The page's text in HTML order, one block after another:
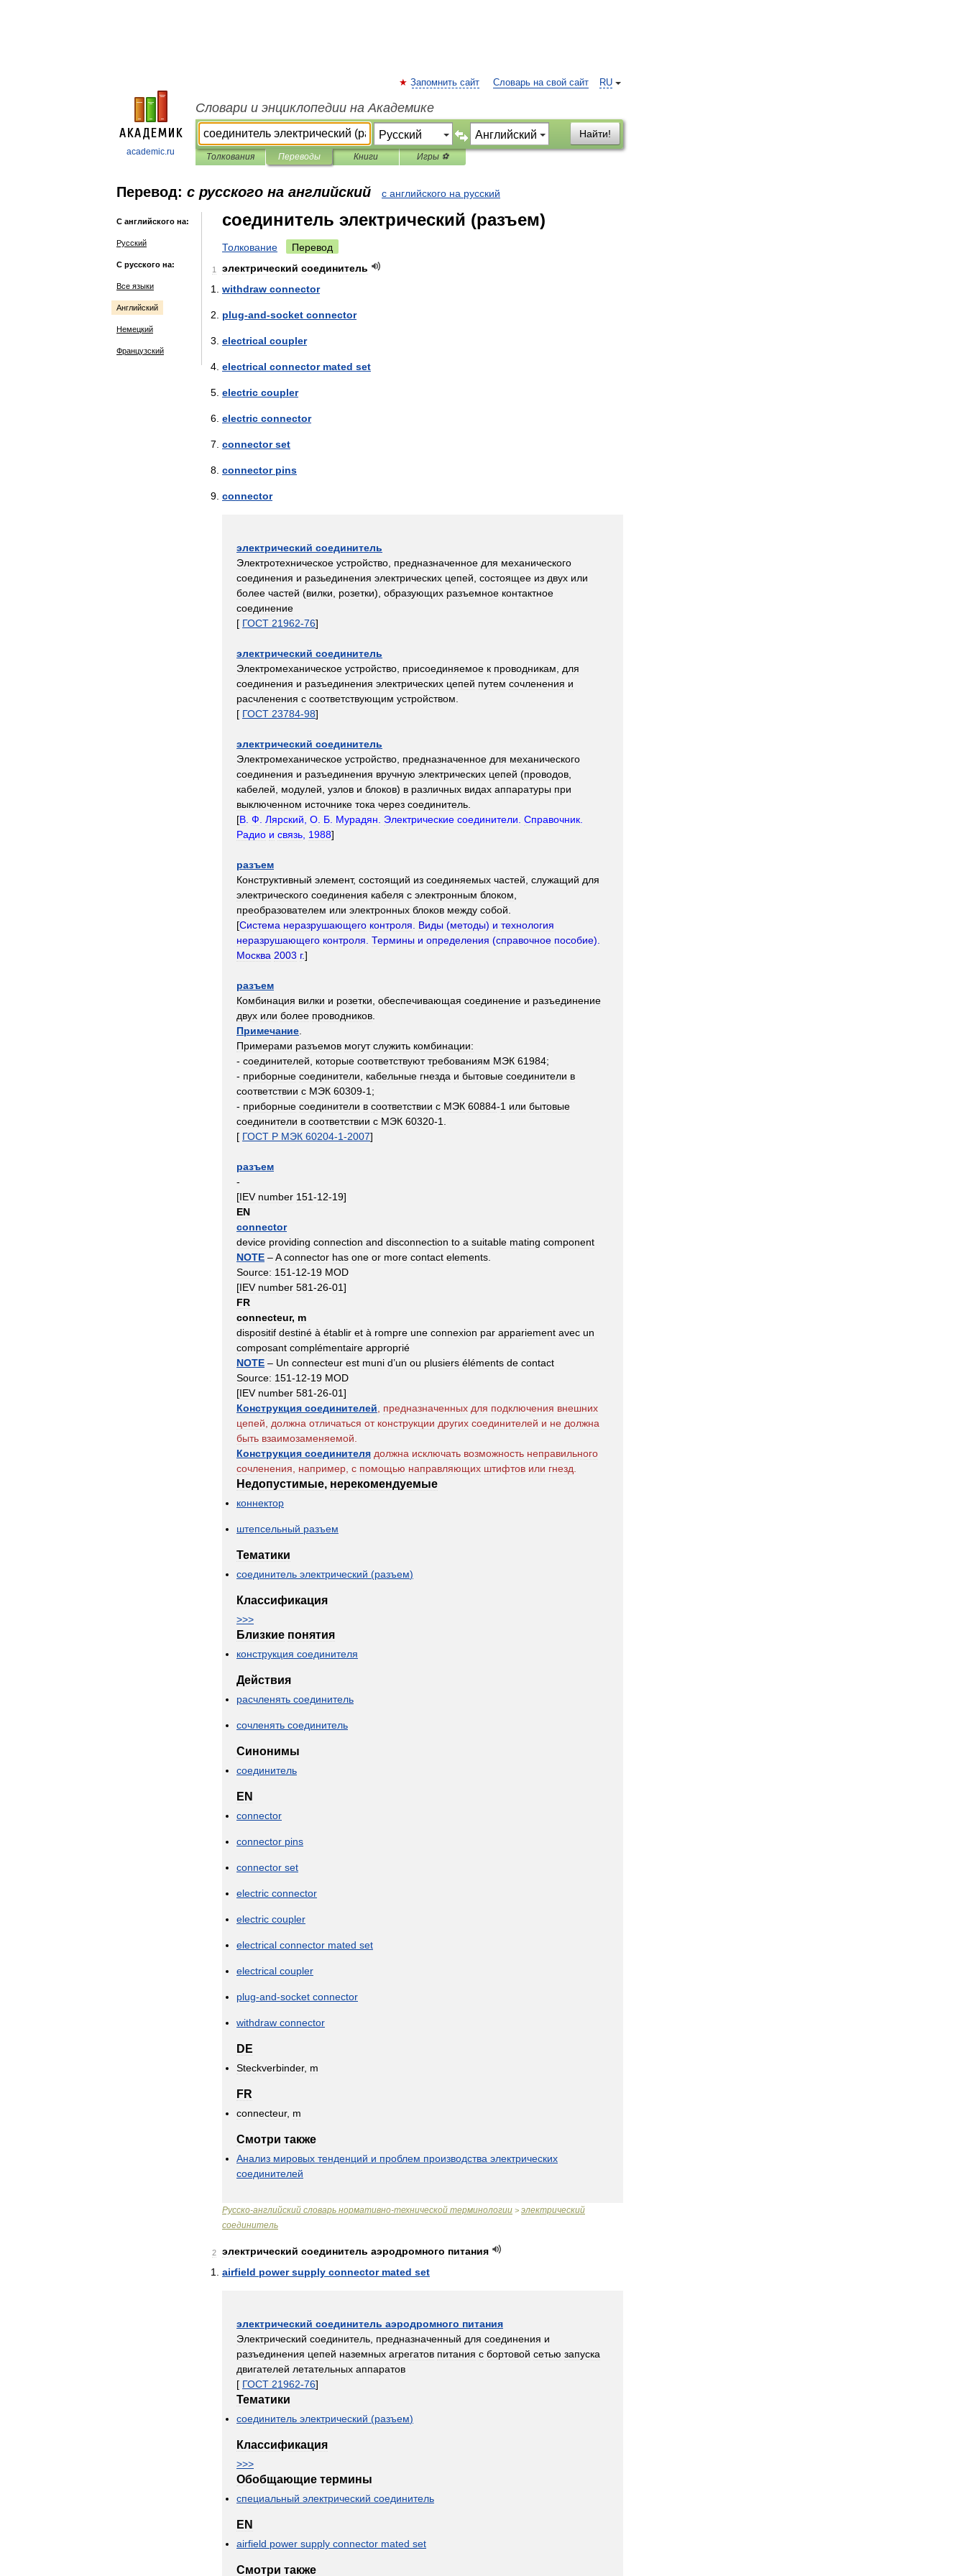
academic.ru
RU
Запомнить сайт Словарь на свой сайт
Словари и энциклопедии на Академике
Найти!
Толкования Переводы Книги Игры ⚽
Перевод: с русского на английский с английского на русский
С английского на:
Русский
С русского на:
Все языки
Английский
Немецкий
Французский
соединитель электрический (разъем)
Толкование Перевод
1 электрический соединитель
withdraw connector
plug-and-socket connector
electrical coupler
electrical connector mated set
electric coupler
electric connector
connector set
connector pins
connector
электрический соединитель
Электротехническое устройство предназначенное для механического
соединения и разьединения электрических цепей состоящее из двух или
более частей (вилки розетки), образующих разъемное контактное
соединение
[ ГОСТ 21962-76]
электрический соединитель
Электромеханическое устройство присоединяемое к проводникам
для
соединения и разъединения электрических цепей путем сочленения и
расчленения с соответствующим устройством
[ ГОСТ 23784-98]
электрический соединитель
Электромеханическое устройство предназначенное для механического
соединения и разъединения вручную электрических цепей (проводов
кабелей
модулей узлов и блоков) в различных видах аппаратуры при
выключенном источнике тока через соединитель
[В Ф Лярский О Б Мурадян Электрические соединители Справочник
Радио и связь 1988]
разъем
Конструктивный элемент, состоящий из соединяемых частей служащий для
электрического соединения кабеля с электронным блоком
преобразователем или электронных блоков между собой
[Система неразрушающего контроля Виды (методы) и технология
неразрушающего контроля Термины и определения (справочное пособие).
Москва 2003 г.]
разъем
Комбинация вилки и розетки обеспечивающая соединение и разъединение
двух или более проводников
Примечание
Примерами разъемов могут служить комбинации:
- соединителей которые соответствуют требованиям МЭК 61984;
- приборные соединители кабельные гнезда и бытовые соединители в
соответствии с МЭК 60309-1 ;
- приборные соединители в соответствии с МЭК 60884-1 или бытовые
соединители в соответствии с МЭК 60320-1
[ ГОСТ Р МЭК 60204-1-2007]
разъем
-
[IEV number 151-12-19]
EN
connector
device providing connection and disconnection to a suitable mating component
NOTE –A connector has one or more contact elements
Source: 151-12-19 MOD
[IEV number 581-26-01]
FR
connecteur, m
dispositif destiné à établir et à rompre une connexion par appariement avec un
composant complémentaire approprié
NOTE – Un connecteur est muni d’un ou plusiers éléments de contact
Source: 151-12-19 MOD
[IEV number 581-26-01]
Конструкция соединителей предназначенных для подключения внешних
цепей
должна отличаться от конструкции других соединителей и не должна
быть взаимозаменяемой
Конструкция соединителя должна исключать возможность неправильного
сочленения
например с помощью направляющих штифтов или гнезд
Недопустимые, нерекомендуемые
коннектор
штепсельный разъем
Тематики
соединитель электрический (разъем)
Классификация
>>>
Близкие понятия
конструкция соединителя
Действия
расчленять соединитель
сочленять соединитель
Синонимы
соединитель
EN
connector
connector pins
connector set
electric connector
electric coupler
electrical connector mated set
electrical coupler
plug-and-socket connector
withdraw connector
DE
Steckverbinder, m
FR
connecteur, m
Смотри также
Анализ мировых тенденций и проблем производства электрических
соединителей
Русско-английский словарь нормативно-технической терминологии > электрический
соединитель
2 электрический соединитель аэродромного питания
airfield power supply connector mated set
электрический соединитель аэродромного питания
Электрический соединитель предназначенный для соединения и
разъединения цепей наземных агрегатов питания с бортовой сетью запуска
двигателей летательных аппаратов
[ ГОСТ 21962-76]
Тематики
соединитель электрический (разъем)
Классификация
>>>
Обобщающие термины
специальный электрический соединитель
EN
airfield power supply connector mated set
Смотри также